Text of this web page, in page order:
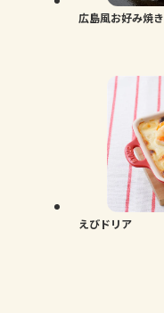
広島風お好み焼き
えびドリア